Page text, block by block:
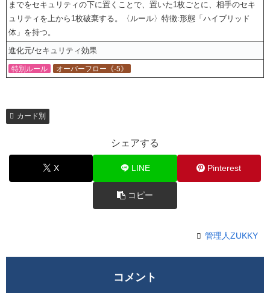
までをセキュリティの下に置くことで、置いた1枚ごとに、相手のセキ
ュリティを上から1枚破棄する。〈ルール〉特徴:形態「ハイブリッド
体」を持つ。
進化元/セキュリティ効果
特別ルール オーバーフロー《-5》
カード別
シェアする
X LINE Pinterest
コピー
管理人ZUKKY
コメント